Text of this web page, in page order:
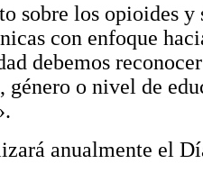
los opioides y
con enfoque
debemos
o nivel de
anualmente el